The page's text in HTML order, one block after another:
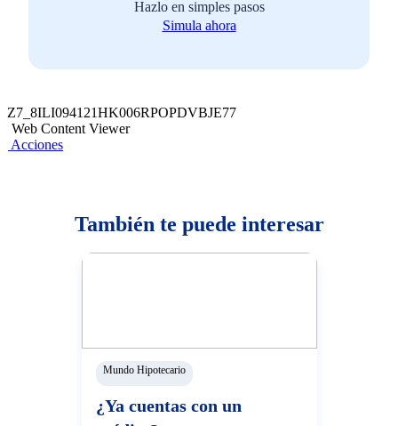
Hazlo en simples pasos
Simula ahora
Z7_8ILI094121HK006RPOPDVBJE77
Web Content Viewer
Acciones
También te puede interesar
Mundo Hipotecario
¿Ya cuentas con un